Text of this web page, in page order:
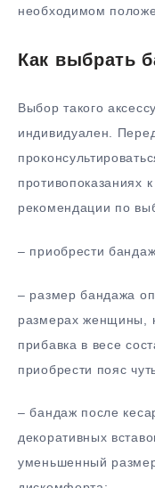
необходимом
Как выбрать
Выбор такого
индивидуален.
противопоказаниях
рекомендации по
– приобрести
– размер бандажа
размерах женщины,
прибавка в весе
приобрести пояс
– бандаж после
декоративных
уменьшенный